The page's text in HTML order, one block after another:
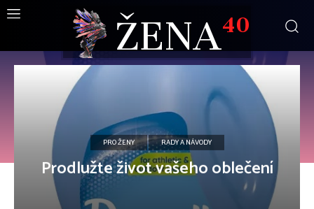
ŽENA40
PRO ŽENY RADY A NÁVODY
Prodlužte život vašeho oblečení